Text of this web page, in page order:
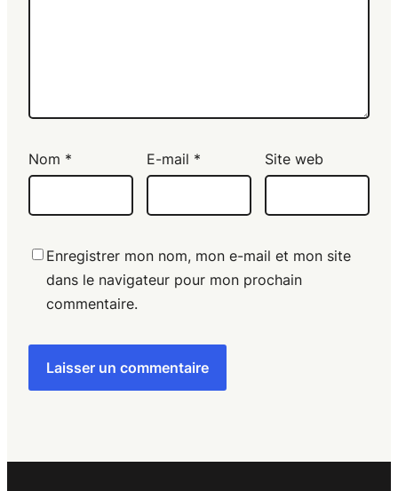
Nom * E-mail * Site web
Enregistrer mon nom, mon e-mail et mon site
dans le navigateur pour mon prochain
commentaire.